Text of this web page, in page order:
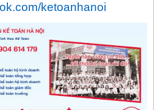
ketoanhanoi